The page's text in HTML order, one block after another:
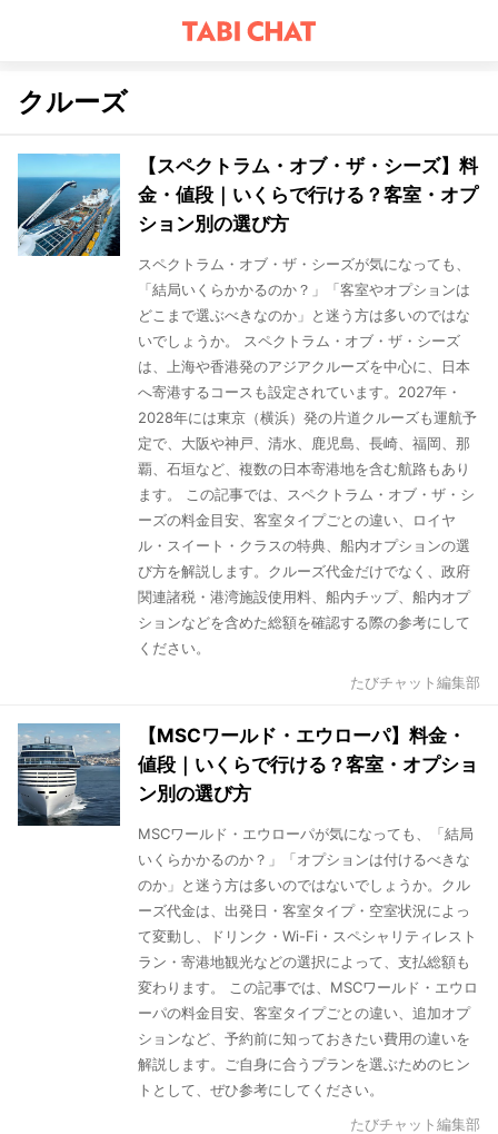
クルーズ
【スペクトラム・オブ・ザ・シーズ】料
金・値段｜いくらで行ける？客室・オプ
ション別の選び方
スペクトラム・オブ・ザ・シーズが気になっても、
「結局いくらかかるのか？」「客室やオプションは
どこまで選ぶべきなのか」と迷う方は多いのではな
いでしょうか。 スペクトラム・オブ・ザ・シーズ
は、上海や香港発のアジアクルーズを中心に、日本
へ寄港するコースも設定されています。2027年・
2028年には東京（横浜）発の片道クルーズも運航予
定で、大阪や神戸、清水、鹿児島、長崎、福岡、那
覇、石垣など、複数の日本寄港地を含む航路もあり
ます。 この記事では、スペクトラム・オブ・ザ・シ
ーズの料金目安、客室タイプごとの違い、ロイヤ
ル・スイート・クラスの特典、船内オプションの選
び方を解説します。クルーズ代金だけでなく、政府
関連諸税・港湾施設使用料、船内チップ、船内オプ
ションなどを含めた総額を確認する際の参考にして
ください。
たびチャット編集部
【MSCワールド・エウローパ】料金・
値段｜いくらで行ける？客室・オプショ
ン別の選び方
MSCワールド・エウローパが気になっても、「結局
いくらかかるのか？」「オプションは付けるべきな
のか」と迷う方は多いのではないでしょうか。クル
ーズ代金は、出発日・客室タイプ・空室状況によっ
て変動し、ドリンク・Wi-Fi・スペシャリティレスト
ラン・寄港地観光などの選択によって、支払総額も
変わります。 この記事では、MSCワールド・エウロ
ーパの料金目安、客室タイプごとの違い、追加オプ
ションなど、予約前に知っておきたい費用の違いを
解説します。ご自身に合うプランを選ぶためのヒン
トとして、ぜひ参考にしてください。
たびチャット編集部